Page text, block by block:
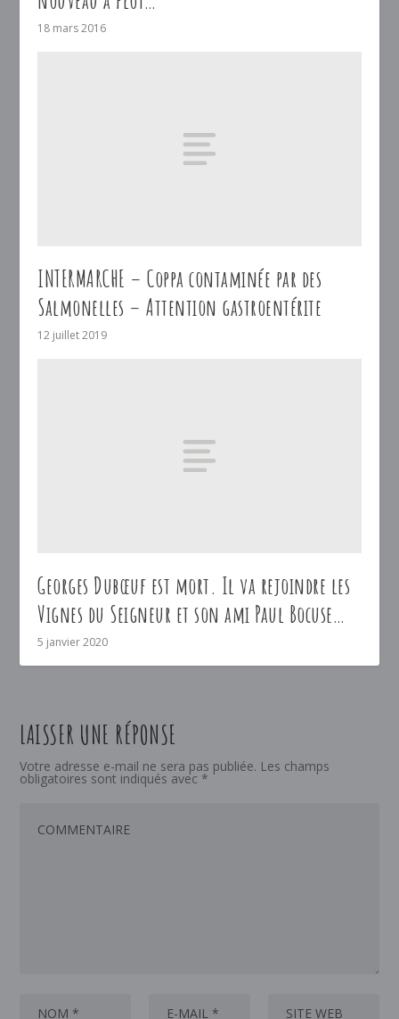
18 mars 2016
INTERMARCHE – Coppa contaminée par des
Salmonelles – Attention gastroentérite
12 juillet 2019
Georges Dubœuf est mort. Il va rejoindre les
Vignes du Seigneur et son ami Paul Bocuse…
5 janvier 2020
LAISSER UNE RÉPONSE
Votre adresse e-mail ne sera pas publiée. Les champs
obligatoires sont indiqués avec *